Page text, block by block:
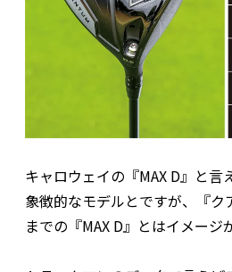
キャロウェイの『MAX D』と言
象徴的なモデルとですが、『ク
までの『MAX D』とはイメージ